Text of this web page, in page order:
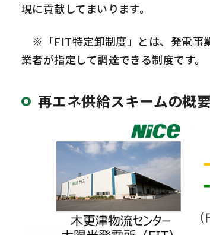
現に貢献してまいります。
※「FIT特定卸制度」とは、発電事
業者が指定して調達できる制度です。
再エネ供給スキームの概